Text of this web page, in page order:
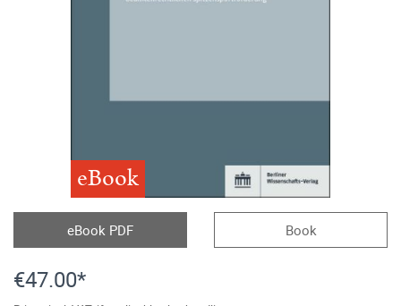
eBook
eBook PDF Book
€47.00*